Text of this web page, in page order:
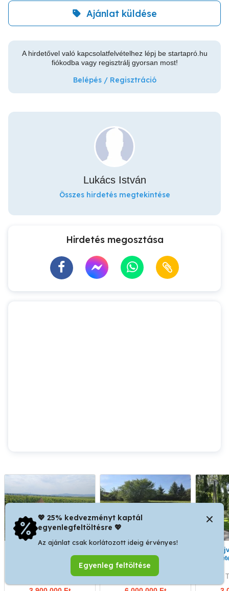
Ajánlat küldése
A hirdetővel való kapcsolatfelvételhez lépj be startapró.hu
fiókodba vagy regisztrálj gyorsan most!
Belépés / Regisztráció
Lukács István
Összes hirdetés megtekintése
Hirdetés megosztása
Sárazsadány Miskolc
💖 25% kedvezményt kaptál
egyenlegfeltöltésre 💖
Az ajánlat csak korlátozott ideig érvényes!
Egyenleg feltöltése